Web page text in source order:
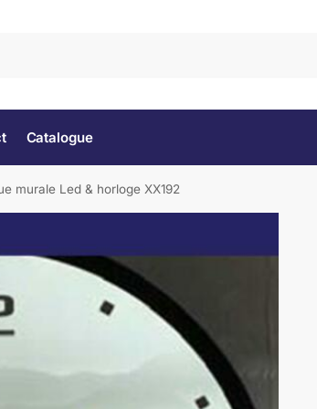
Catalogue
murale Led & horloge XX192